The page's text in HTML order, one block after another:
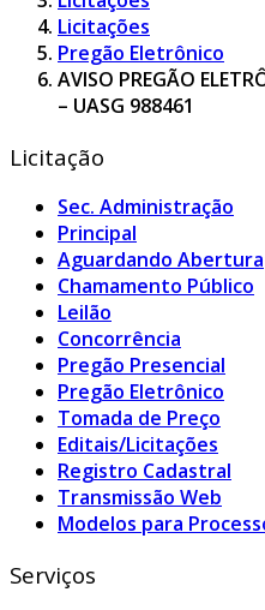
Licitações
Pregão Eletrônico
AVISO PREGÃO
– UASG 988461
Licitação
Sec. Administração
Principal
Aguardando Abertura
Chamamento Público
Leilão
Concorrência
Pregão Presencial
Pregão Eletrônico
Tomada de Preço
Editais/Licitações
Registro Cadastral
Transmissão Web
Modelos para
Serviços